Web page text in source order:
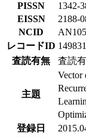
PISSN
1342-
EISSN
2188-
NCID
レコードID
査読有無
査読有
主題
Vector
登録日